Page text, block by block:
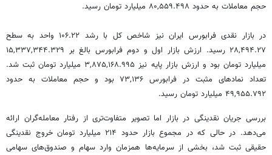
حجم معاملات به حدود ۸۰,۵۵۹.۴۹۸ میلیارد تومان رسید.
در بازار نقدی فرابورس ایران نیز شاخص کل با رشد ۱۰۶.۲۲ واحد به سطح
۲۸,۴۹۴.۲۷ رسید. ارزش بازار اول و دوم فرابورس بالغ بر ۱۵,۳۳۷,۳۴۴.۳۲۹
میلیارد تومان بود و ارزش بازار پایه نیز ۳,۸۷۵,۱۶۸.۹۹۵ میلیارد تومان ثبت شد.
تعداد نمادهای مثبت در فرابورس ۷۳,۱۳۶ بود و حجم معاملات به حدود
۴۹,۹۵۵.۷۹۲ میلیارد تومان رسید.
بررسی جریان نقدینگی در بازار اما تصویر متفاوت‌تری از رفتار معامله‌گران ارائه
می‌دهد. در حالی که در مجموع بازار حدود ۲۱۴ میلیارد تومان خروج نقدینگی
حقیقی ثبت شد، بخشی از سرمایه‌ها همزمان وارد سهام و صندوق‌های سهامی